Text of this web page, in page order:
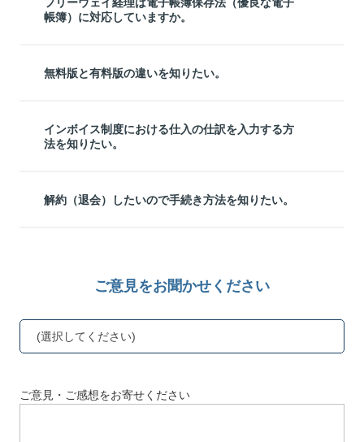
帳簿）に対応していますか。
無料版と有料版の違いを知りたい。
インボイス制度における仕入の仕訳を入力する方
法を知りたい。
解約（退会）したいので手続き方法を知りたい。
ご意見をお聞かせください
(選択してください)
ご意見・ご感想をお寄せください